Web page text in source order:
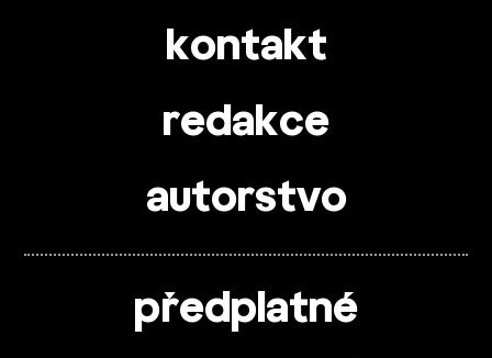
kontakt
redakce
autorstvo
předplatné